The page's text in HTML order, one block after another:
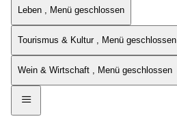
Leben , Menü geschlossen
Tourismus & Kultur , Menü geschlossen
Wein & Wirtschaft , Menü geschlossen